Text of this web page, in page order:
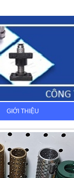
GIỚI THIỆU